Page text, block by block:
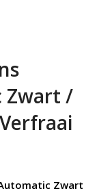
Zwart /
Zwart